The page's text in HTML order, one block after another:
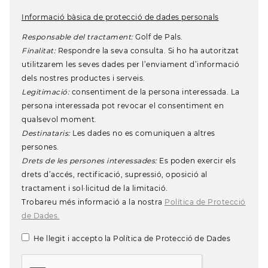
Informació bàsica de protecció de dades personals
Responsable del tractament:Golf de Pals.
Finalitat:Respondre la seva consulta. Si ho ha autoritzat
utilitzarem les seves dades per l’enviament d’informació
dels nostres productes i serveis.
Legitimació:consentiment de la persona interessada. La
persona interessada pot revocar el consentiment en
qualsevol moment.
Destinataris:Les dades no es comuniquen a altres
persones.
Drets de les persones interessades:Es poden exercir els
drets d’accés, rectificació, supressió, oposició al
tractament i sol·licitud de la limitació.
Trobareu més informació a la nostra Política de Protecció
de Dades.
He llegit i accepto la Política de Protecció de Dades